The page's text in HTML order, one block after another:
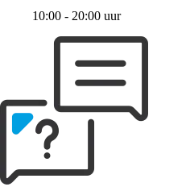
10:00 - 20:00 uur